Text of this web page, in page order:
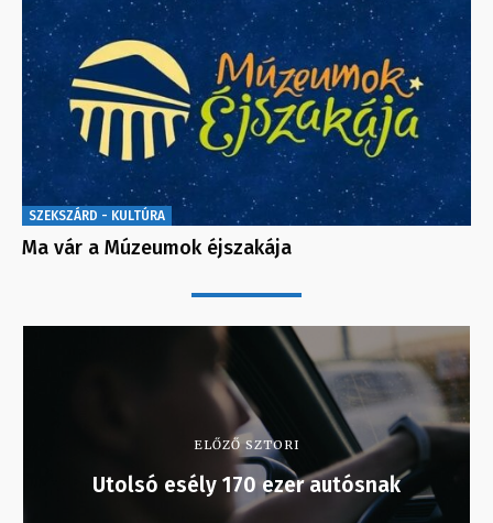
SZEKSZÁRD - KULTÚRA
Ma vár a Múzeumok éjszakája
ELŐZŐ SZTORI
Utolsó esély 170 ezer autósnak